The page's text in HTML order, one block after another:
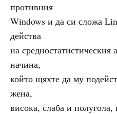
противния
Windows и да си сложа
действа
на
начина,
който щяхте да му
жена,
висока, слаба и